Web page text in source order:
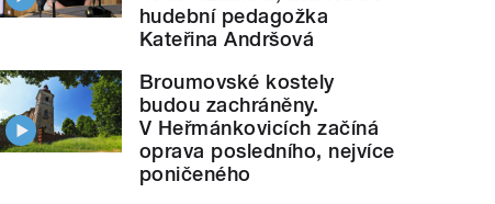
hudební pedagožka
Kateřina Andršová
Broumovské kostely
budou zachráněny.
V Heřmánkovicích začíná
oprava posledního, nejvíce
poničeného